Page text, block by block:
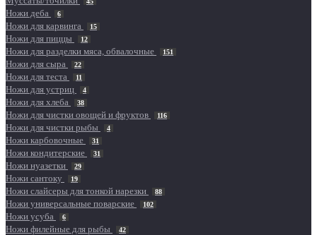
Ножи деба 6
Ножи для карвинга 15
Ножи для пиццы 12
Ножи для разделки мяса, обвалочные 151
Ножи для сыра 22
Ножи для теста 11
Ножи для устриц 4
Ножи для хлеба 38
Ножи для чистки овощей и фруктов 116
Ножи для чистки рыбы 4
Ножи карбовочные 31
Ножи кондитерские 31
Ножи нуазетки 29
Ножи сантоку 19
Ножи слайсеры для тонкой нарезки 88
Ножи универсальные поварские 102
Ножи усуба 6
Ножи филейные для рыбы 42